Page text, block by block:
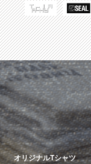
オリジナルTシャツ